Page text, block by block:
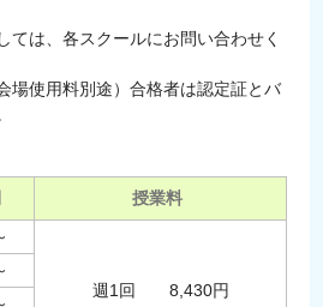
は、各スクールにお問い合わせく
場使用料別途）合格者は認定証とバ
授業料
週1回 8,430円